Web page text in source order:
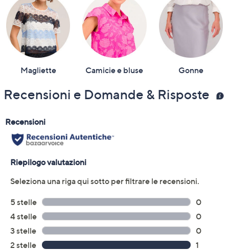
Magliette Camicie e bluse Gonne
Recensioni e Domande & Risposte